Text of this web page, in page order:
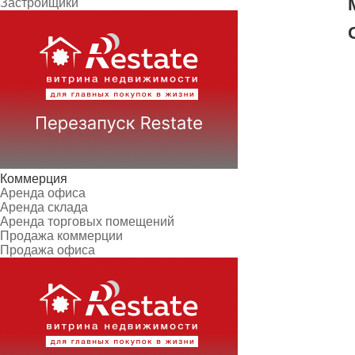
Застройщики
Коммерция
Аренда офиса
Аренда склада
Аренда торговых помещений
Продажа коммерции
Продажа офиса